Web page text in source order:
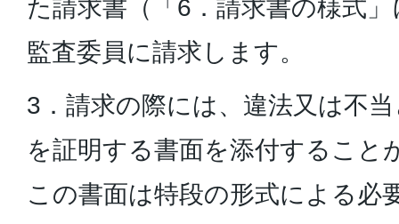
た請求書（「6．請求書の様式
監査委員に請求します。
3．請求の際には、違法又は不
を証明する書面を添付すること
この書面は特段の形式による必